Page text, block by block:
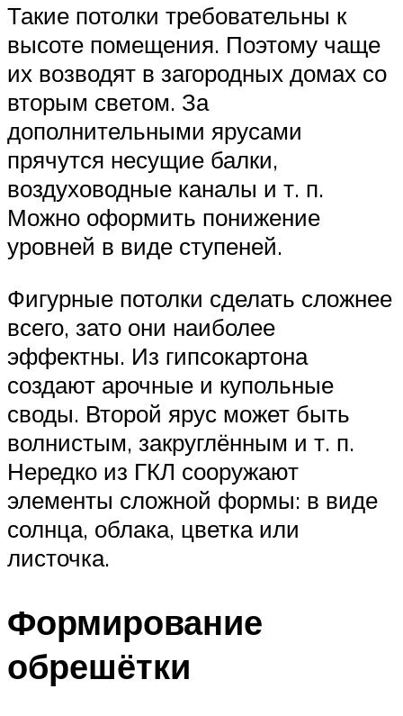
Такие потолки требовательны к
высоте помещения. Поэтому чаще
их возводят в загородных домах со
вторым светом. За
дополнительными ярусами
прячутся несущие балки,
воздуховодные каналы и т. п.
Можно оформить понижение
уровней в виде ступеней.
Фигурные потолки сделать сложнее
всего, зато они наиболее
эффектны. Из гипсокартона
создают арочные и купольные
своды. Второй ярус может быть
волнистым, закруглённым и т. п.
Нередко из ГКЛ сооружают
элементы сложной формы: в виде
солнца, облака, цветка или
листочка.
Формирование
обрешётки